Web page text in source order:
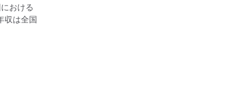
おける
収は全国